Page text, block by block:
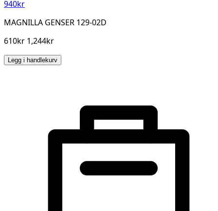
940kr
MAGNILLA GENSER 129-02D
610kr 1,244kr
Legg i handlekurv